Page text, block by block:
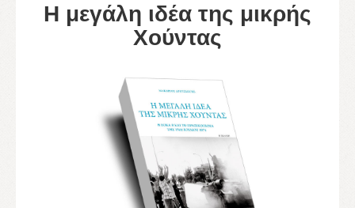
Η μεγάλη ιδέα της μικρής
Χούντας